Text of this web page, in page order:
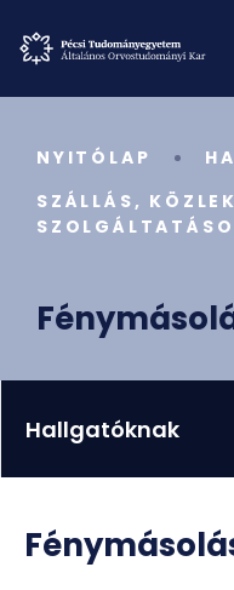
NYITÓLAP
SZÁLLÁS,
Hallgatóknak